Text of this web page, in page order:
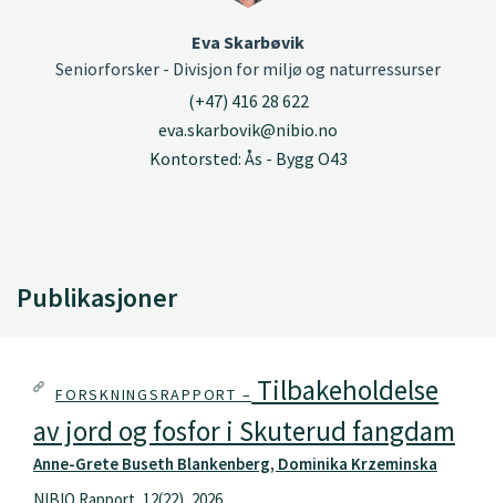
Eva Skarbøvik
Seniorforsker - Divisjon for miljø og naturressurser
(+47) 416 28 622
eva.skarbovik@nibio.no
Kontorsted: Ås - Bygg O43
Publikasjoner
FORSKNINGSRAPPORT – Tilbakeholdelse
av jord og fosfor i Skuterud fangdam
Anne-Grete Buseth Blankenberg, Dominika Krzeminska
NIBIO Rapport, 12(22), 2026